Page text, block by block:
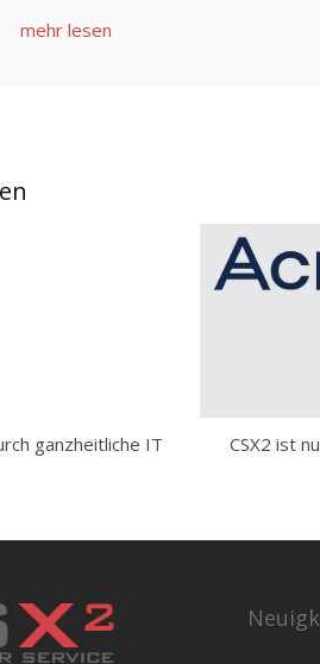
voll und ganz auf Ihre Arbeit zu
mehr lesen
ganzheitliche IT CSX2 ist